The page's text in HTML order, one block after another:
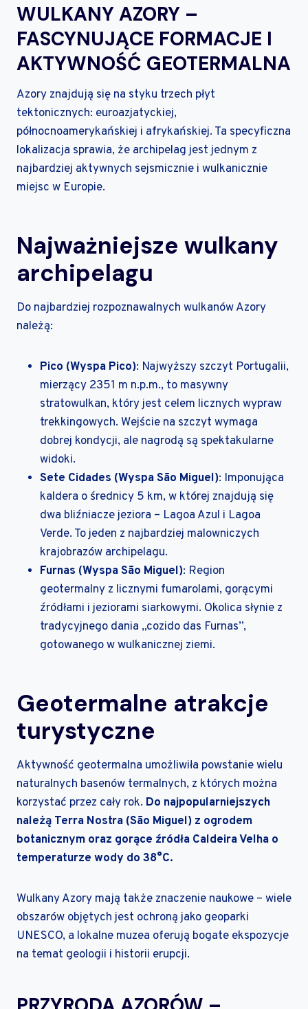
WULKANY AZORY –
FASCYNUJĄCE FORMACJE I
AKTYWNOŚĆ GEOTERMALNA
Azory znajdują się na styku trzech płyt
tektonicznych: euroazjatyckiej,
północnoamerykańskiej i afrykańskiej. Ta specyficzna
lokalizacja sprawia, że archipelag jest jednym z
najbardziej aktywnych sejsmicznie i wulkanicznie
miejsc w Europie.
Najważniejsze wulkany
archipelagu
Do najbardziej rozpoznawalnych wulkanów Azory
należą:
Pico (Wyspa Pico): Najwyższy szczyt Portugalii,
mierzący 2351 m n.p.m., to masywny
stratowulkan, który jest celem licznych wypraw
trekkingowych. Wejście na szczyt wymaga
dobrej kondycji, ale nagrodą są spektakularne
widoki.
Sete Cidades (Wyspa São Miguel): Imponująca
kaldera o średnicy 5 km, w której znajdują się
dwa bliźniacze jeziora – Lagoa Azul i Lagoa
Verde. To jeden z najbardziej malowniczych
krajobrazów archipelagu.
Furnas (Wyspa São Miguel): Region
geotermalny z licznymi fumarolami, gorącymi
źródłami i jeziorami siarkowymi. Okolica słynie z
tradycyjnego dania „cozido das Furnas”,
gotowanego w wulkanicznej ziemi.
Geotermalne atrakcje
turystyczne
Aktywność geotermalna umożliwiła powstanie wielu
naturalnych basenów termalnych, z których można
korzystać przez cały rok. Do najpopularniejszych
należą Terra Nostra (São Miguel) z ogrodem
botanicznym oraz gorące źródła Caldeira Velha o
temperaturze wody do 38°C.
Wulkany Azory mają także znaczenie naukowe – wiele
obszarów objętych jest ochroną jako geoparki
UNESCO, a lokalne muzea oferują bogate ekspozycje
na temat geologii i historii erupcji.